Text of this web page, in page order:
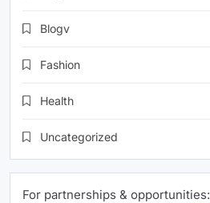
Blogv
Fashion
Health
Uncategorized
For partnerships & opportunities: